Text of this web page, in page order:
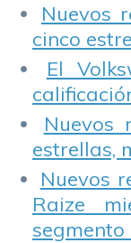
Nuevos
cinco
El
Nuevos
estrellas,
Nuevos
Raize
segmento